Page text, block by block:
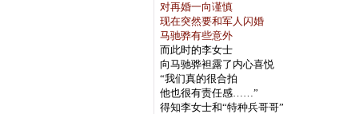
对再婚一向谨慎
现在突然要和军人闪婚
马驰骅有些意外
而此时的李女士
向马驰骅袒露了内心喜悦
“我们真的很合拍
他也很有责任感……”
得知李女士和“特种兵哥哥”